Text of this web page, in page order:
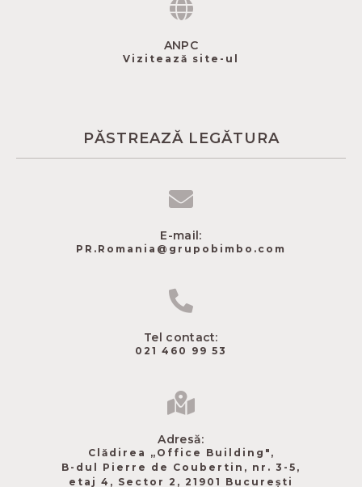
ANPC
Vizitează site-ul
PĂSTREAZĂ LEGĂTURA
E-mail:
PR.Romania@grupobimbo.com
Tel contact:
021 460 99 53
Adresă:
Clădirea „Office Building",
B-dul Pierre de Coubertin​, nr. 3-5,
etaj 4, Sector 2, 21901 București